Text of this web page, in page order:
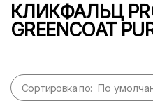
КЛИКФАЛЬЦ
GREENCOAT
Сортировка по: